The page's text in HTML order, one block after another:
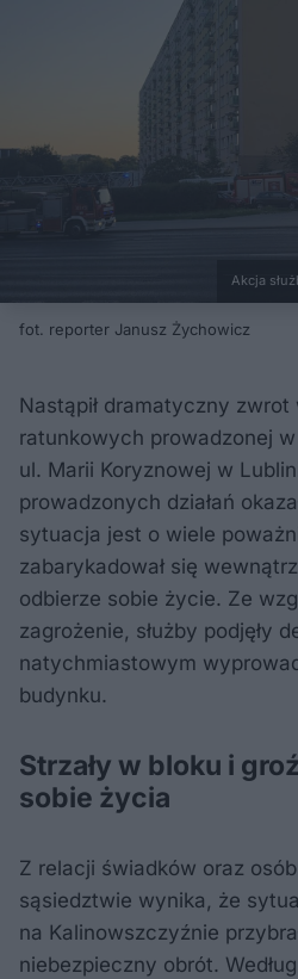
Akcja
fot. reporter Janusz Żychowicz
Nastąpił dramatyczny zwrot
ratunkowych prowadzonej
ul. Marii Koryznowej w
prowadzonych działań
sytuacja jest o wiele
zabarykadował się
odbierze sobie życie. Ze
zagrożenie, służby podjęły
natychmiastowym
budynku.
Strzały w bloku i
sobie życia
Z relacji świadków oraz
sąsiedztwie wynika, że
na Kalinowszczyźnie
niebezpieczny obrót.